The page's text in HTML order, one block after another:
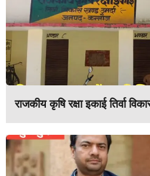
राजकीय कृषि रक्षा इकाई तिर्वा